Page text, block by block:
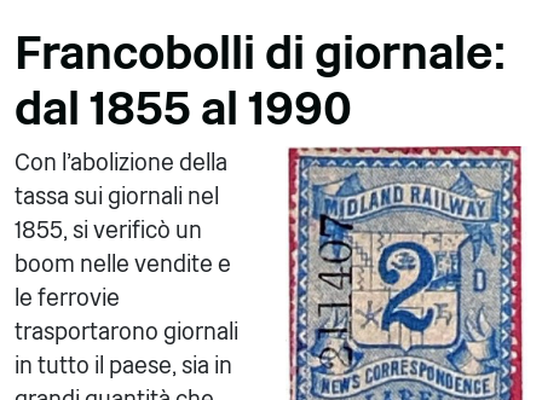
Francobolli di giornale:
dal 1855 al 1990
Con l'abolizione della
tassa sui giornali nel
1855, si verificò un
boom nelle vendite e
le ferrovie
trasportarono giornali
in tutto il paese, sia in